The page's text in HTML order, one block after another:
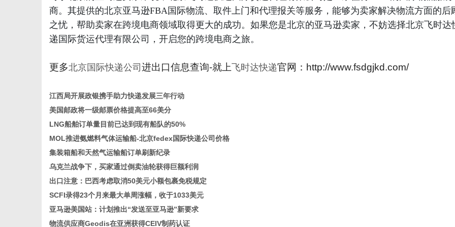
商。其提供的北京亚马逊FBA国际物流、取件上门和代理报关等服务，能够为卖家解决物流方面的后
之忧，帮助卖家在跨境电商领域取得更大的成功。如果您是北京的亚马逊卖家，不妨选择北京飞时达
递国际货运代理有限公司，开启您的跨境电商之旅。
更多北京国际快递公司 进出口信息查询-就上飞时达快递官网：http://www.fsdgjkd.com/
江西局开展政银携手助力快递发展三年行动
美国邮政将一级邮票价格提高至66美分
LNG船舶订单量目前已达到现有船队的50%
MOL推进氨燃料气体运输船-北京fedex国际快递公司价格
集装箱船和天然气运输船订单刷新纪录
乌克兰战争下，买家通过倒卖油轮获得巨额利润
出口注意：巴西考虑取消50美元小额包裹免税规定
SCFI录得23个月来最大单周涨幅，收于1033美元
亚马逊美国站：计划推出“发送至亚马逊”新要求
物流供应商Geodis在亚洲获得CEIV制药认证